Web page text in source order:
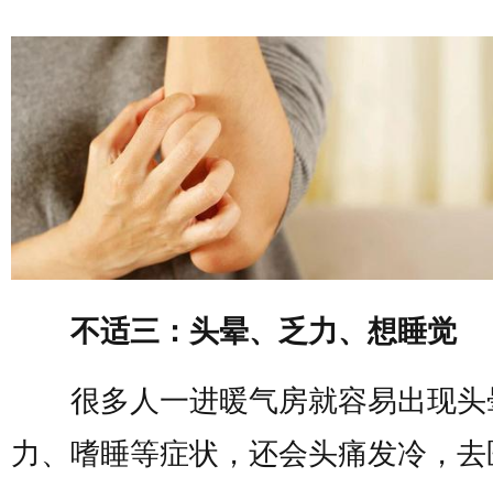
不适三：头晕、乏力、想睡觉
很多人一进暖气房就容易出现头
力、嗜睡等症状，还会头痛发冷，